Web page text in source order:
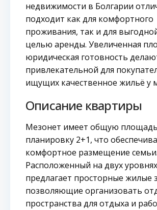
недвижимости в Болгарии
подходит как для комфортного
проживания, так и для
целью аренды. Увеличенная
юридическая готовность
привлекательной для
ищущих качественное жильё у
Описание квартиры
Мезонет имеет общую
планировку 2+1, что
комфортное размещение семьи.
Расположенный на двух
предлагает просторные жилые
позволяющие организовать
пространства для отдыха и